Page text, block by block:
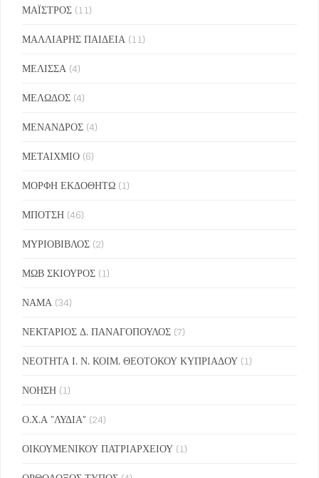
ΜΑΪΣΤΡΟΣ (11)
ΜΑΛΛΙΑΡΗΣ ΠΑΙΔΕΙΑ (11)
ΜΕΛΙΣΣΑ (4)
ΜΕΛΩΔΟΣ (4)
ΜΕΝΑΝΔΡΟΣ (4)
ΜΕΤΑΙΧΜΙΟ (6)
ΜΟΡΦΗ ΕΚΔΟΘΗΤΩ (1)
ΜΠΟΤΣΗ (46)
ΜΥΡΙΟΒΙΒΛΟΣ (2)
ΜΩΒ ΣΚΙΟΥΡΟΣ (1)
ΝΑΜΑ (34)
ΝΕΚΤΑΡΙΟΣ Δ. ΠΑΝΑΓΟΠΟΥΛΟΣ (7)
ΝΕΟΤΗΤΑ Ι. Ν. ΚΟΙΜ. ΘΕΟΤΟΚΟΥ ΚΥΠΡΙΑΔΟΥ (1)
ΝΟΗΣΗ (1)
Ο.Χ.Α "ΛΥΔΙΑ" (24)
ΟΙΚΟΥΜΕΝΙΚΟΥ ΠΑΤΡΙΑΡΧΕΙΟΥ (1)